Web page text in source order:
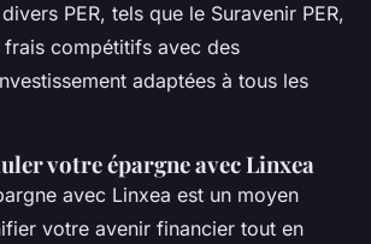
PER, tels que le Suravenir PER,
compétitifs avec des
adaptées à tous les
votre épargne avec Linxea
avec Linxea est un moyen
votre avenir financier tout en